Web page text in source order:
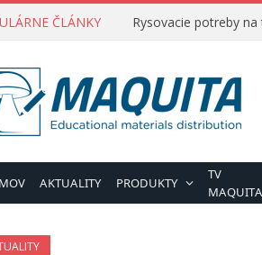
ČLÁNKY Rysovacie potreby
AKTUALITY PRODUKTY
TV
MAQUITA